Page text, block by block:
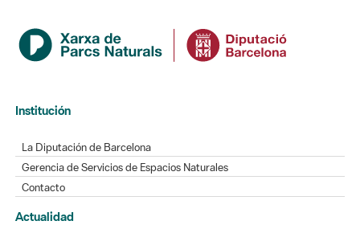
Institución
La Diputación de Barcelona
Gerencia de Servicios de Espacios Naturales
Contacto
Actualidad